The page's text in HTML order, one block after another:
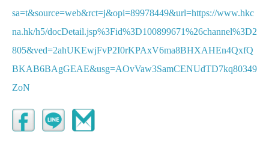
sa=t&source=web&rct=j&opi=89978449&url=https://www.hkc
na.hk/h5/docDetail.jsp%3Fid%3D100899671%26channel%3D2
805&ved=2ahUKEwjFvP2I0rKPAxV6ma8BHXAHEn4QxfQ
BKAB6BAgGEAE&usg=AOvVaw3SamCENUdTD7kq80349
ZoN